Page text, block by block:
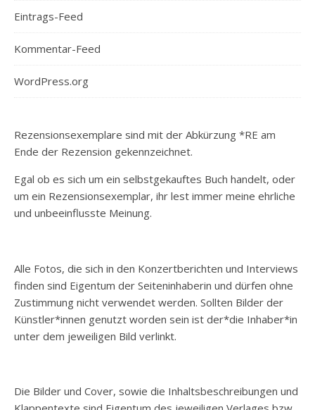
Eintrags-Feed
Kommentar-Feed
WordPress.org
Rezensionsexemplare sind mit der Abkürzung *RE am
Ende der Rezension gekennzeichnet.
Egal ob es sich um ein selbstgekauftes Buch handelt, oder
um ein Rezensionsexemplar, ihr lest immer meine ehrliche
und unbeeinflusste Meinung.
Alle Fotos, die sich in den Konzertberichten und Interviews
finden sind Eigentum der Seiteninhaberin und dürfen ohne
Zustimmung nicht verwendet werden. Sollten Bilder der
Künstler*innen genutzt worden sein ist der*die Inhaber*in
unter dem jeweiligen Bild verlinkt.
Die Bilder und Cover, sowie die Inhaltsbeschreibungen und